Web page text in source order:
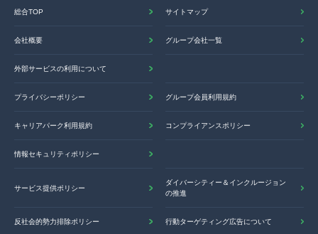
総合TOP サイトマップ
会社概要 グループ会社一覧
外部サービスの利用について
プライバシーポリシー グループ会員利用規約
キャリアパーク利用規約 コンプライアンスポリシー
情報セキュリティポリシー
サービス提供ポリシー
ダイバーシティー＆インクルージョン
の推進
反社会的勢力排除ポリシー 行動ターゲティング広告について